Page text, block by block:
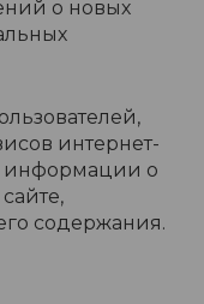
о новых
интернет-
информации о
содержания.